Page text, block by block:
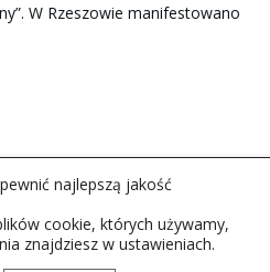
W Rzeszowie manifestowano
Rzeszów S.A. w likwidacj.
najlepszą jakość
cookie, których używamy,
znajdziesz w ustawieniach.